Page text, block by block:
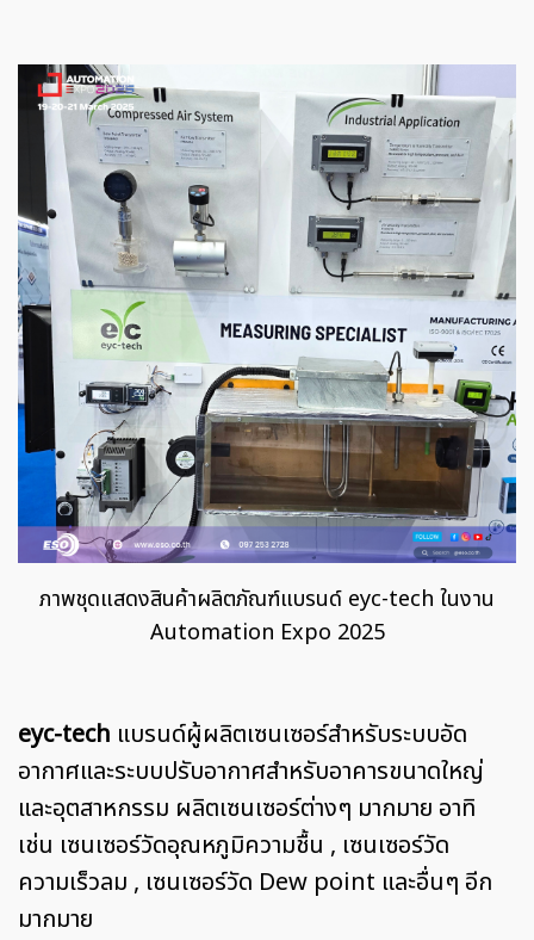
ภาพชุดแสดงสินค้าผลิตภัณฑ์แบรนด์ eyc-tech ในงาน
Automation Expo 2025
eyc-tech แบรนด์ผู้ผลิตเซนเซอร์สำหรับระบบอัด
อากาศและระบบปรับอากาศสำหรับอาคารขนาดใหญ่
และอุตสาหกรรม ผลิตเซนเซอร์ต่างๆ มากมาย อาทิ
เช่น เซนเซอร์วัดอุณหภูมิความชื้น , เซนเซอร์วัด
ความเร็วลม , เซนเซอร์วัด Dew point และอื่นๆ อีก
มากมาย